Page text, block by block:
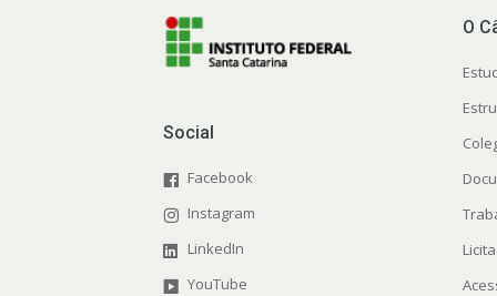
Social
Facebook
Instagram
LinkedIn
YouTube
O